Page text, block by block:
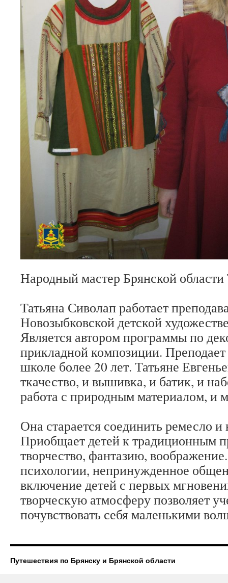
Народный мастер Брянской
Татьяна Сиволап работает
Новозыбковской детской
Является автором программы по
прикладной композиции.
школе более 20 лет. Татьяне
ткачество, и вышивка, и батик, и
работа с природным материалом, и
Она старается соединить ремесло
Приобщает детей к традиционным
творчество, фантазию,
психологии, непринужденное
включение детей с первых
творческую атмосферу позволяет
почувствовать себя маленькими
Путешествия по Брянску и Брянской области